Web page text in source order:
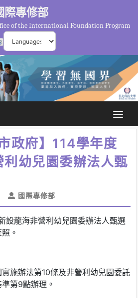
際專修部
of the International Foundation Program
政府】114學年度
利幼兒園委辦法人甄
國際專修部
設龍海非營利幼兒園委辦法人甄選
。
施辦法第10條及非營利幼兒園委託
第9點辦理。